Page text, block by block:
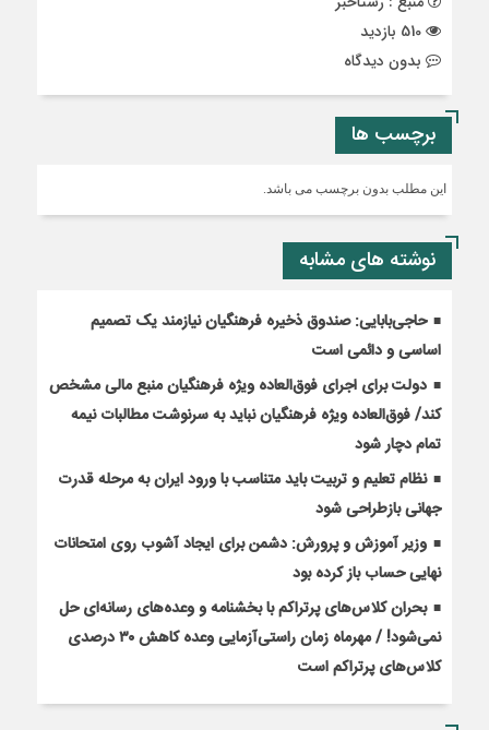
بدون دیدگاه
برچسب ها
این مطلب بدون برچسب می باشد.
نوشته های مشابه
حاجی‌بابایی: صندوق ذخیره فرهنگیان نیازمند یک تصمیم
اساسی و دائمی است
دولت برای اجرای فوق‌العاده ویژه فرهنگیان منبع مالی مشخص
کند/ فوق‌العاده ویژه فرهنگیان نباید به سرنوشت مطالبات نیمه‌
تمام دچار شود
نظام تعلیم و تربیت باید متناسب با ورود ایران به مرحله قدرت
جهانی بازطراحی شود
وزیر آموزش و پرورش: دشمن برای ایجاد آشوب روی امتحانات
نهایی حساب باز کرده بود
بحران کلاس‌های پرتراکم با بخشنامه و وعده‌های رسانه‌ای حل
نمی‌شود! / مهرماه زمان راستی‌آزمایی وعده کاهش ۳۰ درصدی
کلاس‌های پرتراکم است